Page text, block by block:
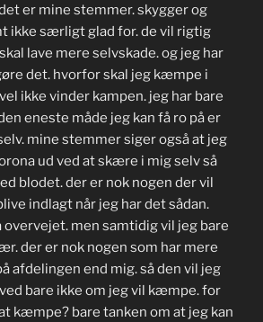
er mine stemmer. skygger og
ikke særligt glad for. de vil rigtig
lave mere selvskade. og jeg har
det. hvorfor skal jeg kæmpe i
ikke vinder kampen. jeg har bare
eneste måde jeg kan få ro på er
mine stemmer siger også at jeg
ud ved at skære i mig selv så
blodet. der er nok nogen der vil
indlagt når jeg har det sådan.
overvejet. men samtidig vil jeg bare
der er nok nogen som har mere
afdelingen end mig. så den vil jeg
bare ikke om jeg vil kæmpe. for
kæmpe? bare tanken om at jeg kan